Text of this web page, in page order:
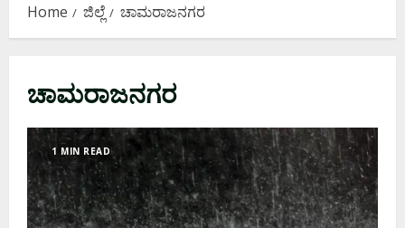
Home ಜಿಲ್ಲೆ ಚಾಮರಾಜನಗರ
ಚಾಮರಾಜನಗರ
1 MIN READ